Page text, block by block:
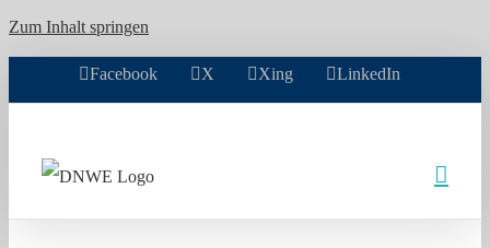
Zum Inhalt springen
Facebook X Xing LinkedIn